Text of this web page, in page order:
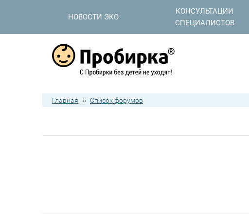
НОВОСТИ ЭКО
КОНСУЛЬТАЦИИ
СПЕЦИАЛИСТОВ
Главная ›› Список форумов